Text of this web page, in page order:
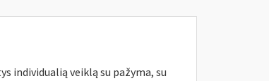
individualią veiklą su pažyma, su